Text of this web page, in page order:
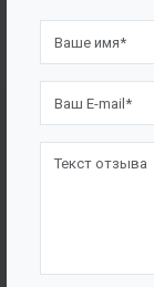
Счастливых